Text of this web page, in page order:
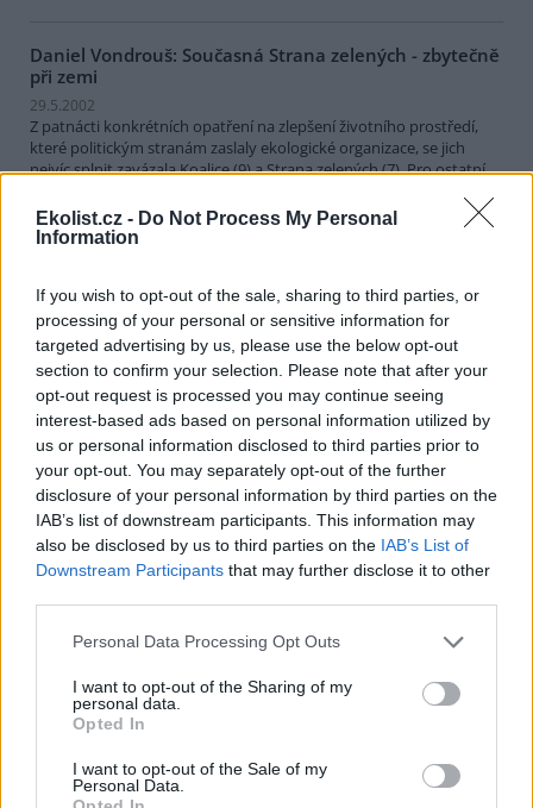
Ekolist.cz - Do Not Process My Personal
Information
If you wish to opt-out of the sale, sharing to third parties, or
processing of your personal or sensitive information for
targeted advertising by us, please use the below opt-out
section to confirm your selection. Please note that after your
opt-out request is processed you may continue seeing
interest-based ads based on personal information utilized by
us or personal information disclosed to third parties prior to
your opt-out. You may separately opt-out of the further
disclosure of your personal information by third parties on the
IAB’s list of downstream participants. This information may
also be disclosed by us to third parties on the IAB’s List of
Downstream Participants that may further disclose it to other
Personal Data Processing Opt Outs
I want to opt-out of the Sharing of my
personal data.
Opted In
I want to opt-out of the Sale of my
Personal Data.
Daniel Vondrouš: Současná Strana zelených - zbytečně
při zemi
29.5.2002
Z patnácti konkrétních opatření na zlepšení životního prostředí,
které politickým stranám zaslaly ekologické organizace, se jich
nejvíc splnit zavázala Koalice (9) a Strana zelených (7). Pro ostatní
29.5.2002
Jak známo, vláda schválila 22. května vyhlášku, která stanovuje
vodní nádrže a toky se zákazem provozu plavidel se spalovacími
motory a stanoví podmínky pro tuto činnost na ostatních
povrchových vodách. Vodní nádrž Hracholusky na řece Mži na
Plzeňsku se překvapivě nedostala do klíčové přílohy č. 1 této
vyhlášky, kde je vyjmenováno 64 vodních nádrží s úplným,
celoročním zákazem plavby plavidel se spalovacími motory – tedy
motorových člunů a vodních skútrů. Na Hracholusky se vztahuje
pouze Ministerstvem životního prostředí prosazený sezónní zákaz
od 15. června do 15. září, který se nevztahuje na plavidla veřejné
lodní dopravy.
kandidáti, mizerná organizace
28.5.2002
"Riegráku", na pódiu se snaží lídr pražské kandidátky Strany
zelených Karel Jech upoutat posluchače na volební program strany.
Docela se mu to daří, ale těch třicet mladých lidí, kteří ho teď
V Praze je hezky a Riegrovy sady jsou doslova "natřískané". Lidé za
plotem zahradní hospůdky ovšem o tom, že se tu něco odehrává,